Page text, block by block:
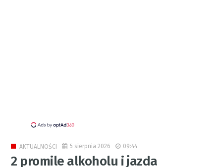
AKTUALNOŚCI 5 sierpnia 2026 09:44
2 promile alkoholu i jazda